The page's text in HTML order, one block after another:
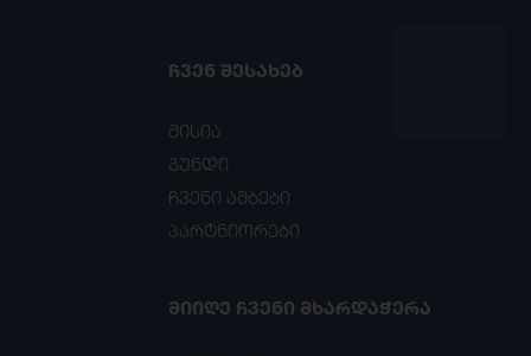
ᲩᲕᲔᲜ ᲨᲔᲡᲐᲮᲔᲑ
მისია
გუნდი
ჩვენი ამბები
პარტნიორები
ᲛᲘᲘᲦᲔ ᲩᲕᲔᲜᲘ ᲛᲮᲐᲠᲓᲐᲭᲔᲠᲐ